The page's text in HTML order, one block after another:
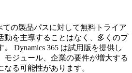
ての製品パスに対して無料トライア
動を主導することはなく、多くのプ
Dynamics 365 は試用版を提供し
モジュール、企業の要件が増大する
る可能性があります。